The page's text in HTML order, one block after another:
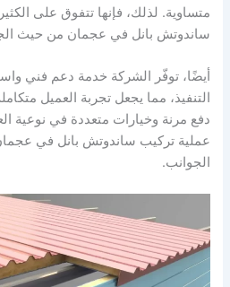
متساوية. لذلك، فإنها تتفوق على
ساندوتش بانل في عجمان من حيث
أيضًا، توفّر الشركة خدمة دعم فني
التنفيذ، مما يجعل تجربة العميل
دفع مرنة وخيارات متعددة في نوعية
عملية تركيب ساندوتش بانل في
الجوانب.